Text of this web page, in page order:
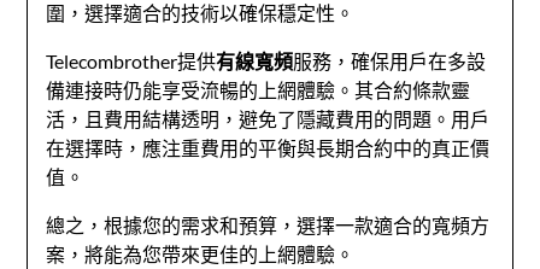
圍，選擇適合的技術以確保穩定性。
Telecombrother提供有線寬頻服務，確保用戶在多設
備連接時仍能享受流暢的上網體驗。其合約條款靈
活，且費用結構透明，避免了隱藏費用的問題。用戶
在選擇時，應注重費用的平衡與長期合約中的真正價
值。
總之，根據您的需求和預算，選擇一款適合的寬頻方
案，將能為您帶來更佳的上網體驗。